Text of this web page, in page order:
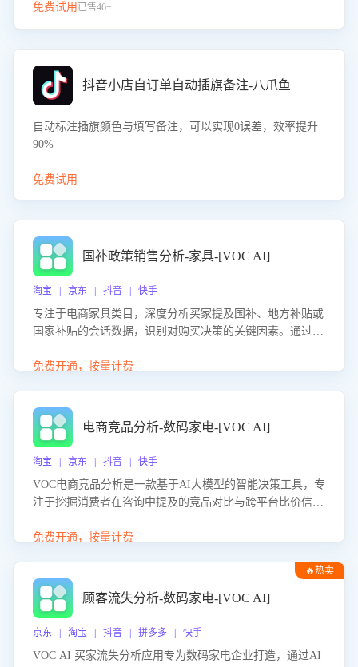
免费试用 已售46+
抖音小店自订单自动插旗备注-八爪鱼
自动标注插旗颜色与填写备注，可以实现0误差，效率提升
90%
免费试用
国补政策销售分析-家具-[VOC AI]
淘宝 | 京东 | 抖音 | 快手
专注于电商家具类目，深度分析买家提及国补、地方补贴或
国家补贴的会话数据，识别对购买决策的关键因素。通过AI
化策略，助力商家利用国补政策提升GMV。
免费开通，按量计费
电商竞品分析-数码家电-[VOC AI]
淘宝 | 京东 | 抖音 | 快手
VOC电商竞品分析是一款基于AI大模型的智能决策工具，专
注于挖掘消费者在咨询中提及的竞品对比与跨平台比价信
商品信息，进行多维度交叉对比，并分析消费者的比价行
企业优化营销话术、突出产品与服务优势，有效提升咨询转
化率，避免陷入单纯价格竞争，实现精准扬长避短。
免费开通，按量计费
🔥热卖
顾客流失分析-数码家电-[VOC AI]
京东 | 淘宝 | 抖音 | 拼多多 | 快手
VOC AI 买家流失分析应用专为数码家电企业打造，通过AI